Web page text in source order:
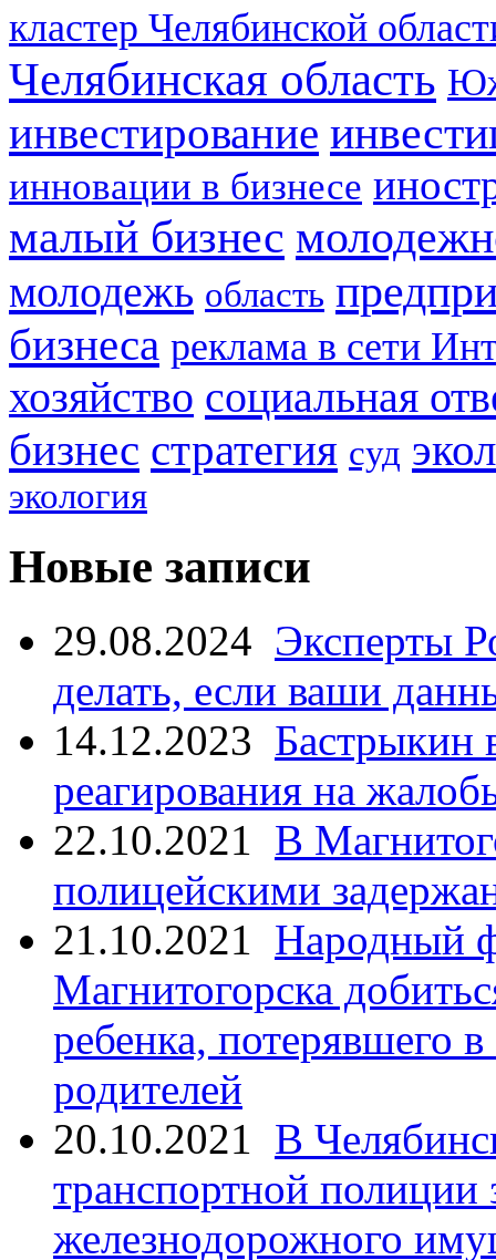
кластер Челябинской
Челябинская область
инвестирование
инновации в бизнесе
малый бизнес
молодежь область
бизнеса реклама в сети
хозяйство социальная
бизнес стратегия суд
экология
Новые записи
29.08.2024 Эксперты
делать, если ваши
14.12.2023 Бастрыкин
реагирования на
22.10.2021 В
полицейскими
21.10.2021 Народный
Магнитогорска
ребенка, потерявшего
родителей
20.10.2021 В
транспортной
железнодорожного